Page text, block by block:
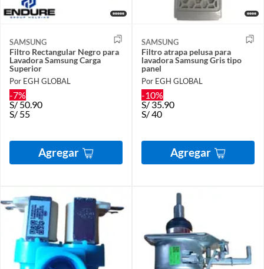
SAMSUNG
Filtro Rectangular Negro para
Lavadora Samsung Carga
Superior
Por EGH GLOBAL
-7%
S/ 50.90
S/ 55
Agregar
SAMSUNG
Filtro atrapa pelusa para
lavadora Samsung Gris tipo
panel
Por EGH GLOBAL
-10%
S/ 35.90
S/40
Agregar